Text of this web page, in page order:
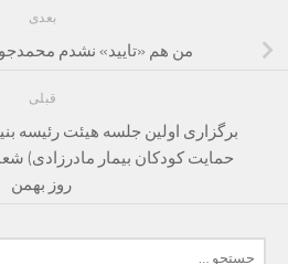
بعدی
من هم «تایید» نشدم
قبلی
برگزاری اولین جلسه هیئت رئیسه
حمایت کودکان بیمار مادرزادی)
روز بهمن